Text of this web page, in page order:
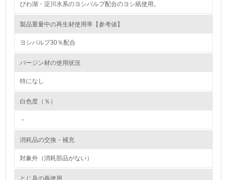
かしている
従業員が環境方針に基づいて自分の業務の中で行うべき環
→ 導入している規格名 ISO14001
第三者認証を取得している
びわ湖・淀川水系のヨシパルプ配合のヨシ紙使用。
製品重量中の再生材使用率【参考値】
ヨシパルプ30％配合
バージン材の使用状況
特になし
白色度（％）
－
消耗品の交換・補充
対象外（消耗部品がない）
とじ具の再使用